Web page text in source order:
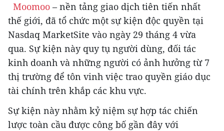
Moomoo – nền tảng giao dịch tiên tiến nhất
thế giới, đã tổ chức một sự kiện độc quyền tại
Nasdaq MarketSite vào ngày 29 tháng 4 vừa
qua. Sự kiện này quy tụ người dùng, đối tác
kinh doanh và những người có ảnh hưởng từ 7
thị trường để tôn vinh việc trao quyền giáo dục
tài chính trên khắp các khu vực.
Sự kiện này nhằm kỷ niệm sự hợp tác chiến
lược toàn cầu được công bố gần đây với